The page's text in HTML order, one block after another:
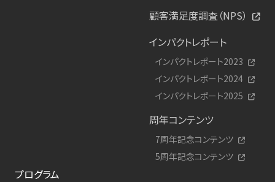
顧客満足度調査（NPS）
インパクトレポート
インパクトレポート2023
インパクトレポート2024
インパクトレポート2025
周年コンテンツ
7周年記念コンテンツ
5周年記念コンテンツ
プログラム